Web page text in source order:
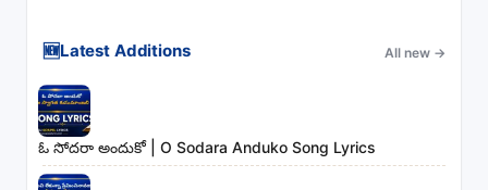
🆕Latest Additions All new →
ఓ సోదరా అందుకో | O Sodara Anduko Song Lyrics